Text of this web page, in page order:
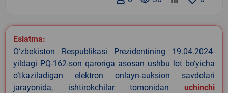
Eslatma:
O‘zbekiston Respublikasi Prezidentining 19.04.2024-
yildagi PQ-162-son qaroriga asosan ushbu lot bo‘yicha
o‘tkaziladigan elektron onlayn-auksion savdolari
jarayonida, ishtirokchilar tomonidan uchinchi